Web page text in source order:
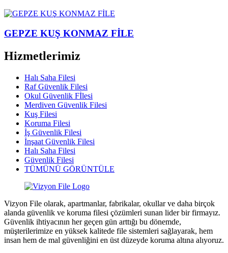
GEPZE KUŞ KONMAZ FİLE
Hizmetlerimiz
Halı Saha Filesi
Raf Güvenlik Filesi
Okul Güvenlik Fİlesi
Merdiven Güvenlik Filesi
Kuş Filesi
Koruma Filesi
İş Güvenlik Filesi
İnşaat Güvenlik Filesi
Halı Saha Filesi
Güvenlik Filesi
TÜMÜNÜ GÖRÜNTÜLE
Vizyon File olarak, apartmanlar, fabrikalar, okullar ve daha birçok
alanda güvenlik ve koruma filesi çözümleri sunan lider bir firmayız.
Güvenlik ihtiyacının her geçen gün arttığı bu dönemde,
müşterilerimize en yüksek kalitede file sistemleri sağlayarak, hem
insan hem de mal güvenliğini en üst düzeyde koruma altına alıyoruz.